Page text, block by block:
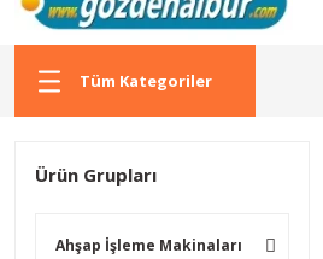
Tüm Kategoriler
Ürün Grupları
Ahşap İşleme Makinaları